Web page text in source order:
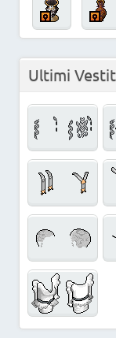
Ultimi